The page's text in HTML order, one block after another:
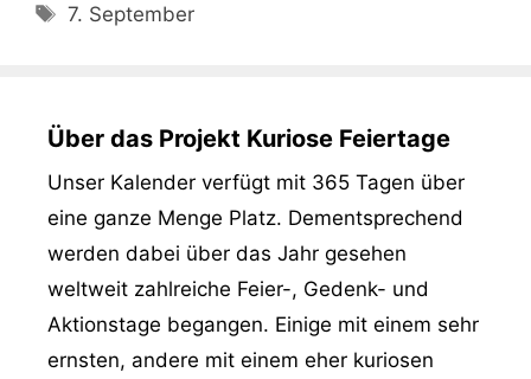
Schlagwörter
7. September
Über das Projekt Kuriose Feiertage
Unser Kalender verfügt mit 365 Tagen über
eine ganze Menge Platz. Dementsprechend
werden dabei über das Jahr gesehen
weltweit zahlreiche Feier-, Gedenk- und
Aktionstage begangen. Einige mit einem sehr
ernsten, andere mit einem eher kuriosen